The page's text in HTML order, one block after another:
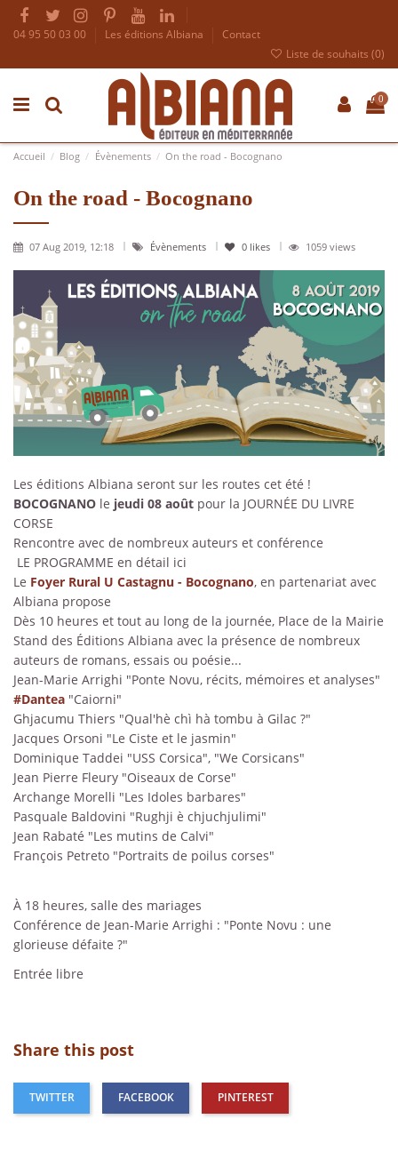
04 95 50 03 00 Les éditions Albiana
Contact
Liste de souhaits (0)
0
Accueil Blog Évènements On the road - Bocognano
On the road - Bocognano
07 Aug 2019, 12:18 Évènements 0 likes 1059 views
Les éditions Albiana seront sur les routes cet été !
BOCOGNANO le jeudi 08 août pour la JOURNÉE DU LIVRE
CORSE
Rencontre avec de nombreux auteurs et conférence
LE PROGRAMME en détail ici
Le Foyer Rural U Castagnu - Bocognano, en partenariat avec
Albiana propose
Dès 10 heures et tout au long de la journée, Place de la Mairie
Stand des Éditions Albiana avec la présence de nombreux
auteurs de romans, essais ou poésie...
Jean-Marie Arrighi "Ponte Novu, récits, mémoires et analyses"
#Dantea "Caiorni"
Ghjacumu Thiers "Qual'hè chì hà tombu à Gilac ?"
Jacques Orsoni "Le Ciste et le jasmin"
Dominique Taddei "USS Corsica", "We Corsicans"
Jean Pierre Fleury "Oiseaux de Corse"
Archange Morelli "Les Idoles barbares"
Pasquale Baldovini "Rughji è chjuchjulimi"
Jean Rabaté "Les mutins de Calvi"
François Petreto "Portraits de poilus corses"
À 18 heures, salle des mariages
Conférence de Jean-Marie Arrighi : "Ponte Novu : une
glorieuse défaite ?"
Entrée libre
Share this post
TWITTER FACEBOOK PINTEREST